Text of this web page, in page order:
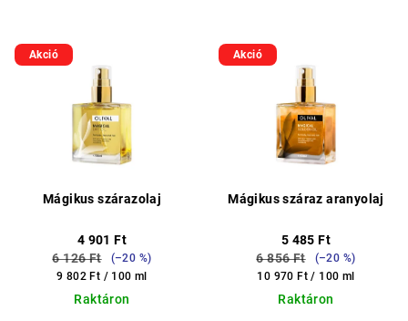
Akció
Mágikus szárazolaj
4 901 Ft
6 126 Ft
(–20 %)
Egységár:
9 802 Ft / 100 ml
Raktáron
Akció
Mágikus száraz aranyolaj
5 485 Ft
6 856 Ft
(–20 %)
Egységár:
10 970 Ft / 100 ml
Raktáron